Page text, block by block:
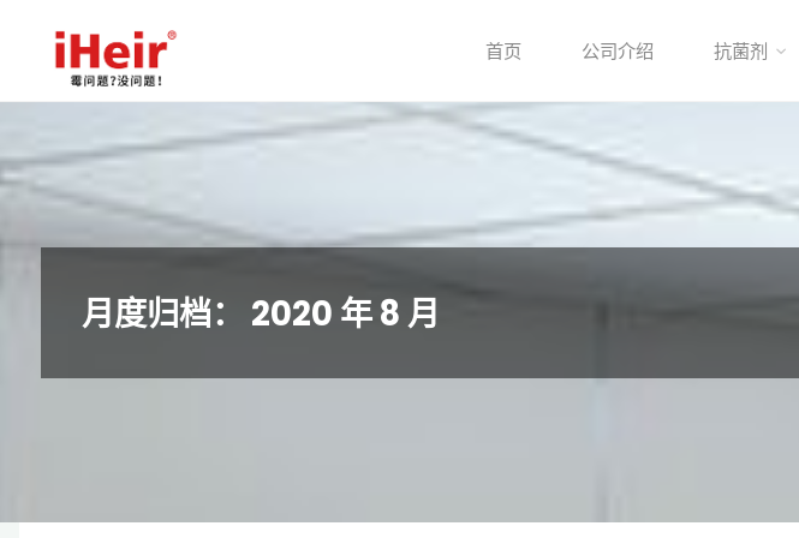
容。
首页 公司介绍 抗菌剂
月度归档： 2020 年 8 月